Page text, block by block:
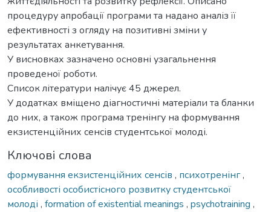
процедуру апробації програми та надано аналіз її
ефективності з огляду на позитивні зміни у
результатах анкетування.
У висновках зазначено основні узагальнення
проведеної роботи.
Список літератури налічує 45 джерел.
У додатках вміщено діагностичні матеріали та бланки
до них, а також програма тренінгу на формування
екзистенційних сенсів студентської молоді.
Ключові слова
формування екзистенційних сенсів , психотренінг,
особливості особистісного розвитку студентської
молоді , formation of existential meanings , psychotraining ,